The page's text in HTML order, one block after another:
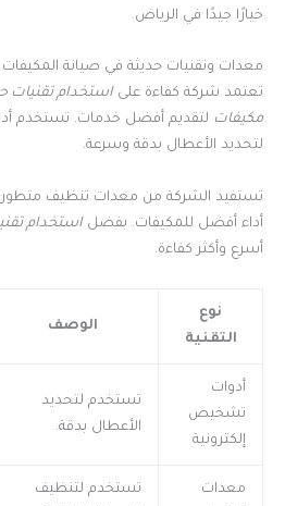
خيارًا جيدًا في الرياض.
معدات وتقنيات حديثة في صيانة المكيفات
تعتمد شركة كفاءة على استخدام تقنيات
مكيفات لتقديم أفضل خدمات. تستخدم
لتحديد الأعطال بدقة وسرعة.
تستفيد الشركة من معدات تنظيف متطورة
أداء أفضل للمكيفات. بفضل استخدام
أسرع وأكثر كفاءة.
نوع
التقنية
الوصف
أدوات
تشخيص
إلكترونية
تستخدم لتحديد
الأعطال بدقة.
معدات
تستخدم لتنظيف